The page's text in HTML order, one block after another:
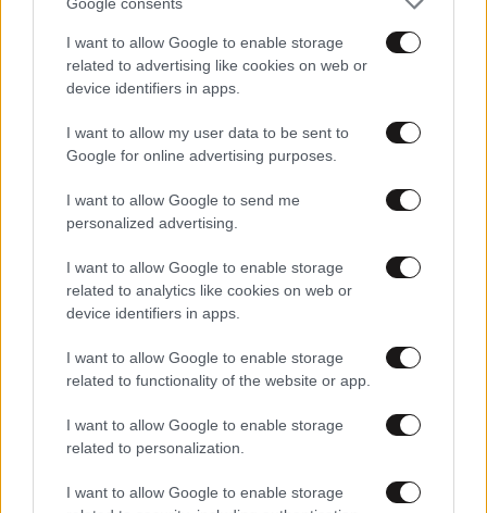
I want to allow Google to enable storage
related to advertising like cookies on web or
device identifiers in apps.
I want to allow my user data to be sent to
Google for online advertising purposes.
I want to allow Google to send me
personalized advertising.
I want to allow Google to enable storage
related to analytics like cookies on web or
device identifiers in apps.
I want to allow Google to enable storage
related to functionality of the website or app.
I want to allow Google to enable storage
related to personalization.
I want to allow Google to enable storage